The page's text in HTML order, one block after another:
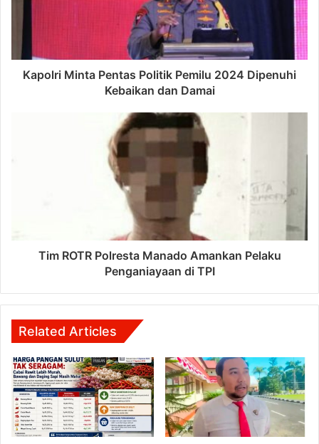
Kapolri Minta Pentas Politik Pemilu 2024 Dipenuhi
Kebaikan dan Damai
Tim ROTR Polresta Manado Amankan Pelaku
Penganiayaan di TPI
Related Articles